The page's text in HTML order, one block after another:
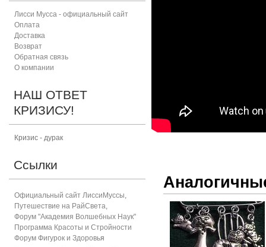
Лисси Мусса - официальный сайт
Оплата
Доставка
Возврат
Обратная связь
О компании
НАШ ОТВЕТ
КРИЗИСУ!
Кризис - дурак
Ссылки
Официальный сайт ЛиссиМуссы,
Путешествие на РайСвета,
Форум "Академия Волшебных Наук"
Программа Красоты и Стройности
Форум Фигурок и Здоровья